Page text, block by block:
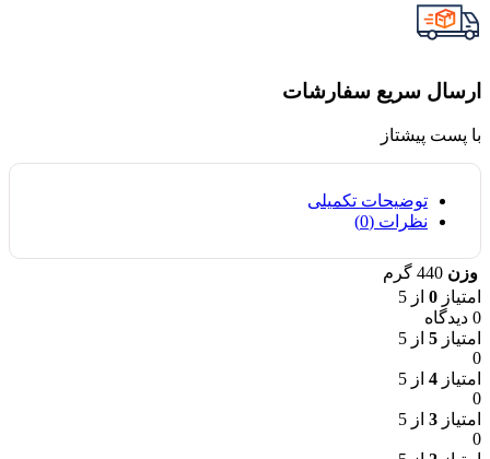
ارسال سریع سفارشات
با پست پیشتاز
توضیحات تکمیلی
نظرات (0)
وزن 440 گرم
امتیاز 0 از 5
0 دیدگاه
امتیاز 5 از 5
0
امتیاز 4 از 5
0
امتیاز 3 از 5
0